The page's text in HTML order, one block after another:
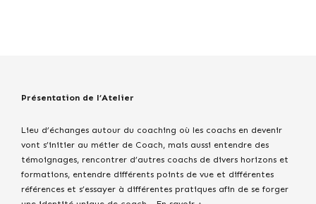
Présentation de l’Atelier
Lieu d’échanges autour du coaching où les coachs en devenir
vont s’initier au métier de Coach, mais aussi entendre des
témoignages, rencontrer d’autres coachs de divers horizons et
formations, entendre différents points de vue et différentes
références et s’essayer à différentes pratiques afin de se forger